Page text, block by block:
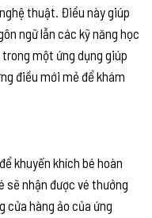
thuật. Điều này giúp
ngữ lẫn các kỹ năng học
một ứng dụng giúp
điều mới mẻ để khám
khuyến khích bé hoàn
sẽ nhận được vé thưởng
cửa hàng ảo của ứng